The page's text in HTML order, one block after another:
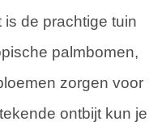
de prachtige tuin
palmbomen,
zorgen voor
ontbijt kun je